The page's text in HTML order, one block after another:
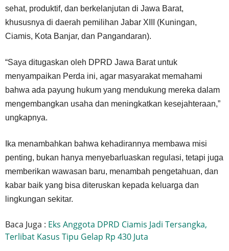
sehat, produktif, dan berkelanjutan di Jawa Barat,
khususnya di daerah pemilihan Jabar XIII (Kuningan,
Ciamis, Kota Banjar, dan Pangandaran).
“Saya ditugaskan oleh DPRD Jawa Barat untuk
menyampaikan Perda ini, agar masyarakat memahami
bahwa ada payung hukum yang mendukung mereka dalam
mengembangkan usaha dan meningkatkan kesejahteraan,”
ungkapnya.
Ika menambahkan bahwa kehadirannya membawa misi
penting, bukan hanya menyebarluaskan regulasi, tetapi juga
memberikan wawasan baru, menambah pengetahuan, dan
kabar baik yang bisa diteruskan kepada keluarga dan
lingkungan sekitar.
Baca Juga : Eks Anggota DPRD Ciamis Jadi Tersangka,
Terlibat Kasus Tipu Gelap Rp 430 Juta